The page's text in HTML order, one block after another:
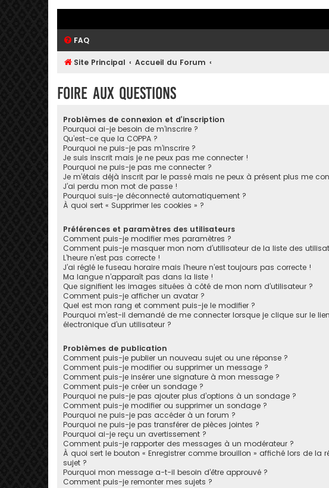
FAQ
Site Principal Accueil du Forum
Foire aux questions
Problèmes de connexion et d’inscription
Pourquoi ai-je besoin de m’inscrire ?
Qu’est-ce que la COPPA ?
Pourquoi ne puis-je pas m’inscrire ?
Je suis inscrit mais je ne peux pas me connecter !
Pourquoi ne puis-je pas me connecter ?
Je m’étais déjà inscrit par le passé mais ne peux à présent plus me
J’ai perdu mon mot de passe !
Pourquoi suis-je déconnecté automatiquement ?
À quoi sert « Supprimer les cookies » ?
Préférences et paramètres des utilisateurs
Comment puis-je modifier mes paramètres ?
Comment puis-je masquer mon nom d’utilisateur de la liste des
L’heure n’est pas correcte !
J’ai réglé le fuseau horaire mais l’heure n’est toujours pas correcte !
Ma langue n’apparaît pas dans la liste !
Que signifient les images situées à côté de mon nom d’utilisateur ?
Comment puis-je afficher un avatar ?
Quel est mon rang et comment puis-je le modifier ?
Pourquoi m’est-il demandé de me connecter lorsque je clique sur le
électronique d’un utilisateur ?
Problèmes de publication
Comment puis-je publier un nouveau sujet ou une réponse ?
Comment puis-je modifier ou supprimer un message ?
Comment puis-je insérer une signature à mon message ?
Comment puis-je créer un sondage ?
Pourquoi ne puis-je pas ajouter plus d’options à un sondage ?
Comment puis-je modifier ou supprimer un sondage ?
Pourquoi ne puis-je pas accéder à un forum ?
Pourquoi ne puis-je pas transférer de pièces jointes ?
Pourquoi ai-je reçu un avertissement ?
Comment puis-je rapporter des messages à un modérateur ?
À quoi sert le bouton « Enregistrer comme brouillon » affiché lors de la
sujet ?
Pourquoi mon message a-t-il besoin d’être approuvé ?
Comment puis-je remonter mes sujets ?